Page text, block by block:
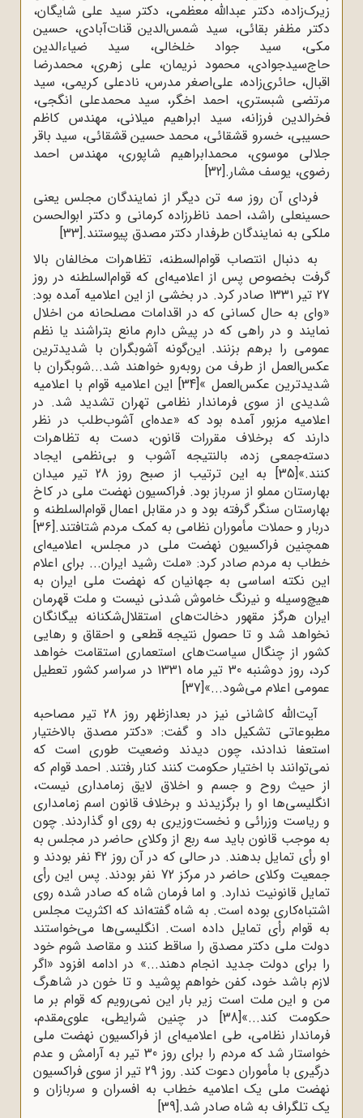
زیرک‌زاده، دکتر عبدالله معظمی، دکتر سید علی شایگان،
دکتر مظفر بقائی، سید شمس‌الدین قنات‌آبادی، حسین
مکی، سید جواد خلخالی، سید ضیاءالدین
حاج‌سیدجوادی، محمود نریمان، علی زهری، محمدرضا
اقبال، حائری‌زاده، علی‌اصغر مدرس، نادعلی کریمی، سید
مرتضی شبستری، احمد اخگر، سید محمدعلی انگجی،
فخرالدین فرزانه، سید ابراهیم میلانی، مهندس کاظم
حسیبی، خسرو قشقائی، محمد حسین قشقائی، سید باقر
جلالی موسوی، محمدابراهیم شاپوری، مهندس احمد
رضوی، یوسف مشار.[32]
فردای آن روز سه تن دیگر از نمایندگان مجلس یعنی
حسینعلی راشد، احمد ناظرزاده کرمانی و دکتر ابوالحسن
ملکی به نمایندگان طرفدار دکتر مصدق پیوستند.[33]
به دنبال انتصاب قوام‌السطنه، تظاهرات مخالفان بالا
گرفت بخصوص پس از اعلامیه‌ای که قوام‌السلطنه در روز
27 تیر 1331 صادر کرد. در بخشی از این اعلامیه آمده بود:
«وای به حال کسانی که در اقدامات مصلحانه من اخلال
نمایند و در راهی که در پیش دارم مانع بتراشند یا نظم
عمومی را برهم بزنند. این‌گونه آشوبگران با شدیدترین
عکس‌العمل از طرف من روبه‌رو خواهند شد...شوبگران با
شدیدترین عکس‌العمل »[34]
این اعلامیه قوام با اعلامیه
شدیدی از سوی فرماندار نظامی تهران تشدید شد. در
اعلامیه مزبور آمده بود که «عده‌ای آشوب‌طلب در نظر
دارند که برخلاف مقررات قانون، دست به تظاهرات
دسته‌جمعی زده، بالنتیجه آشوب و بی‌نظمی ایجاد
کنند.»[35]
به این ترتیب از صبح روز 28 تیر میدان
بهارستان مملو از سرباز بود. فراکسیون نهضت ملی در کاخ
بهارستان سنگر گرفته بود و در مقابل اعمال قوام‌السلطنه و
دربار و حملات مأموران نظامی به کمک مردم شتافتند.[36]
همچنین فراکسیون نهضت ملی در مجلس، اعلامیه‌ای
خطاب به مردم صادر کرد: «ملت رشید ایران... برای اعلام
این نکته اساسی به جهانیان که نهضت ملی ایران به
هیچ‌وسیله و نیرنگ خاموش شدنی نیست و ملت قهرمان
ایران هرگز مقهور دخالت‌های استقلال‌شکنانه بیگانگان
نخواهد شد و تا حصول نتیجه قطعی و احقاق و رهایی
کشور از چنگال سیاست‌های استعماری استقامت خواهد
کرد، روز دوشنبه 30 تیر ماه 1331 در سراسر کشور تعطیل
عمومی اعلام می‌شود...»[37]
آیت‌الله کاشانی نیز در بعدازظهر روز 28 تیر مصاحبه
مطبوعاتی تشکیل داد و گفت: «دکتر مصدق بالاختیار
استعفا ندادند، چون دیدند وضعیت طوری است که
نمی‌توانند با اختیار حکومت کنند کنار رفتند. احمد قوام که
از حیث روح و جسم و اخلاق لایق زمامداری نیست،
انگلیسی‌ها او را برگزیدند و برخلاف قانون اسم زمامداری
و ریاست وزرائی و نخست‌وزیری به روی او گذاردند. چون
به موجب قانون باید سه ربع از وکلای حاضر در مجلس به
او رأی تمایل بدهند. در حالی که در آن روز 42 نفر بودند و
جمعیت وکلای حاضر در مرکز 72 نفر بودند. پس این رأی
تمایل قانونیت ندارد. و اما فرمان شاه که صادر شده روی
اشتباه‌کاری بوده است. به شاه گفته‌اند که اکثریت مجلس
به قوام رأی تمایل داده است. انگلیسی‌ها می‌خواستند
دولت ملی دکتر مصدق را ساقط کنند و مقاصد شوم خود
را برای دولت جدید انجام دهند...» در ادامه افزود «اگر
لازم باشد خود، کفن خواهم پوشید و تا خون در شاهرگ
من و این ملت است زیر بار این نمی‌رویم که قوام بر ما
حکومت کند...»[38]
در چنین شرایطی، علوی‌مقدم،
فرماندار نظامی، طی اعلامیه‌ای از فراکسیون نهضت ملی
خواستار شد که مردم را برای روز 30 تیر به آرامش و عدم
درگیری با مأموران دعوت کند. روز 29 تیر از سوی فراکسیون
نهضت ملی یک اعلامیه خطاب به افسران و سربازان و
یک تلگراف به شاه صادر شد.[39]